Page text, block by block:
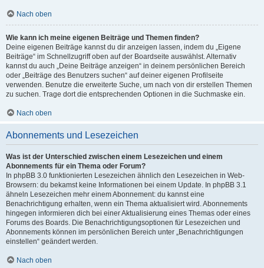
Nach oben
Wie kann ich meine eigenen Beiträge und Themen finden?
Deine eigenen Beiträge kannst du dir anzeigen lassen, indem du „Eigene
Beiträge“ im Schnellzugriff oben auf der Boardseite auswählst. Alternativ
kannst du auch „Deine Beiträge anzeigen“ in deinem persönlichen Bereich
oder „Beiträge des Benutzers suchen“ auf deiner eigenen Profilseite
verwenden. Benutze die erweiterte Suche, um nach von dir erstellen Themen
zu suchen. Trage dort die entsprechenden Optionen in die Suchmaske ein.
Nach oben
Abonnements und Lesezeichen
Was ist der Unterschied zwischen einem Lesezeichen und einem
Abonnements für ein Thema oder Forum?
In phpBB 3.0 funktionierten Lesezeichen ähnlich den Lesezeichen in Web-
Browsern: du bekamst keine Informationen bei einem Update. In phpBB 3.1
ähneln Lesezeichen mehr einem Abonnement: du kannst eine
Benachrichtigung erhalten, wenn ein Thema aktualisiert wird. Abonnements
hingegen informieren dich bei einer Aktualisierung eines Themas oder eines
Forums des Boards. Die Benachrichtigungsoptionen für Lesezeichen und
Abonnements können im persönlichen Bereich unter „Benachrichtigungen
einstellen“ geändert werden.
Nach oben